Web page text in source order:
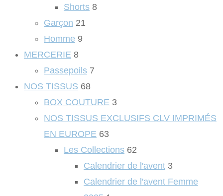
Shorts 8
Garçon 21
Homme 9
MERCERIE 8
Passepoils 7
NOS TISSUS 68
BOX COUTURE 3
NOS TISSUS EXCLUSIFS CLV IMPRIMÉS
EN EUROPE 63
Les Collections 62
Calendrier de l'avent 3
Calendrier de l'avent Femme